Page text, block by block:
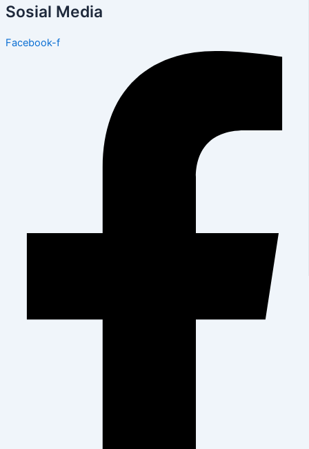
Sosial Media
Facebook-f